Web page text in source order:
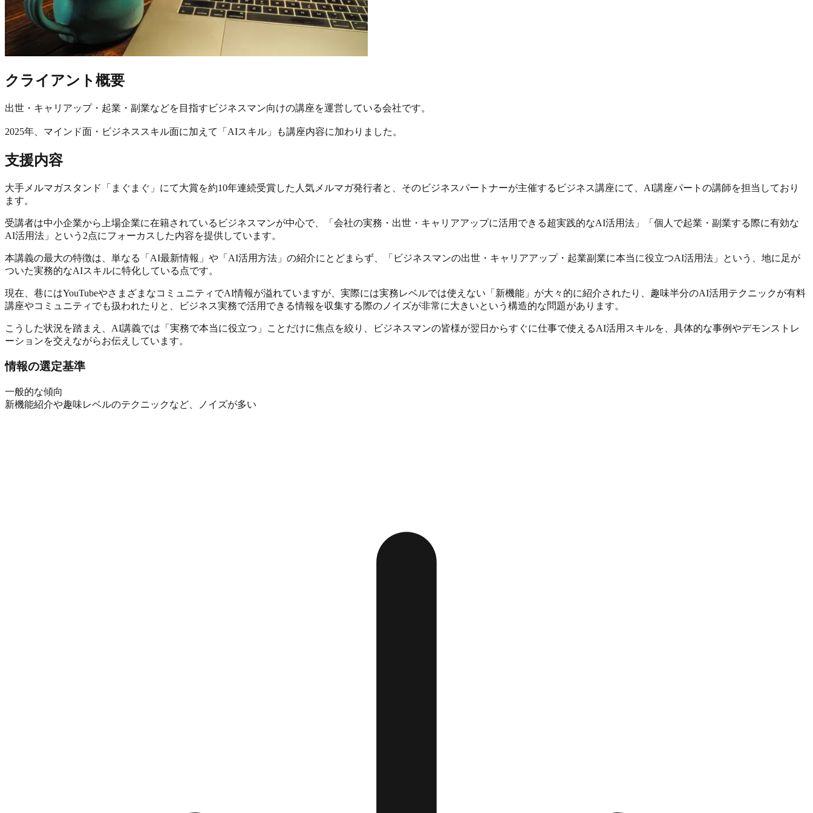
クライアント概要
出世・キャリアップ・起業・副業などを目指すビジネスマン向けの講座を運営している会社です。
2025年、マインド面・ビジネススキル面に加えて「AIスキル」も講座内容に加わりました。
支援内容
大手メルマガスタンド「まぐまぐ」にて大賞を約10年連続受賞した人気メルマガ発行者と、そのビジネスパートナーが主催するビジネス講座にて、 AI講座パートの講師を担当しており
ます。
受講者は中小企業から上場企業に在籍されているビジネスマンが中心で、「会社の実務・出世・キャリアアップに活用できる超実践的なAI活用法」「個人で起業・副業する際に有効な
AI活用法」という2点にフォーカスした内容を提供しています。
本講義の最大の特徴は、単なる「AI最新情報」や「AI活用方法」の紹介にとどまらず、「ビジネスマンの出世・キャリアアップ・起業副業に本当に役立つAI活用法」という、地に足が
ついた実務的なAIスキルに特化している点です。
現在、巷にはYouTubeやさまざまなコミュニティでAI情報が溢れていますが、実際には実務レベルでは使えない「新機能」が大々的に紹介されたり、趣味半分のAI活用テクニックが有料
講座やコミュニティでも扱われたりと、ビジネス実務で活用できる情報を収集する際のノイズが非常に大きいという構造的な問題があります。
こうした状況を踏まえ、AI講義では「実務で本当に役立つ」ことだけに焦点を絞り、ビジネスマンの皆様が翌日からすぐに仕事で使えるAI活用スキルを、具体的な事例やデモンストレ
ーションを交えながらお伝えしています。
情報の選定基準
一般的な傾向
新機能紹介や趣味レベルのテクニックなど、
ノイズが多い